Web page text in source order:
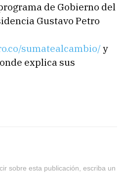
de Gobierno del
Gustavo Petro
sumatealcambio/ y
explica sus
sobre esta publicación, escriba un